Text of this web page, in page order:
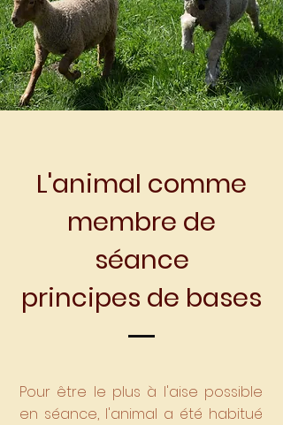
L'animal comme
membre de
séance
principes de bases
Pour être le plus à l'aise possible
en séance, l'animal a été habitué